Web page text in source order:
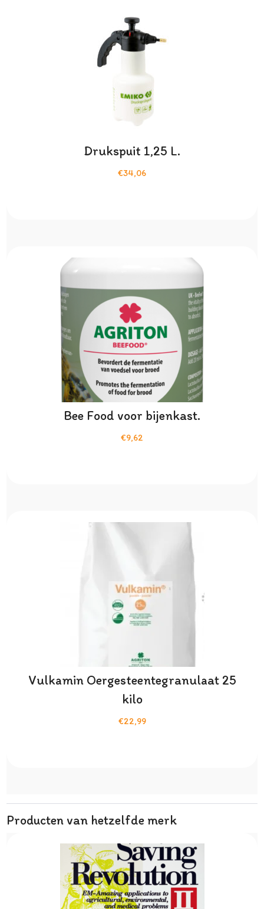
Drukspuit 1,25 L.
€34,06
Bee Food voor bijenkast.
€9,62
Vulkamin Oergesteentegranulaat 25
kilo
€22,99
Producten van hetzelfde merk